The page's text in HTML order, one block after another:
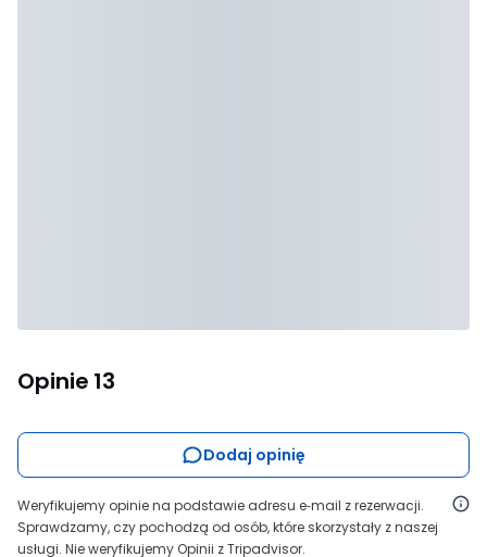
Opinie 13
Dodaj opinię
Weryfikujemy opinie na podstawie adresu e‑mail z rezerwacji.
Sprawdzamy, czy pochodzą od osób, które skorzystały z naszej
usługi. Nie weryfikujemy Opinii z Tripadvisor.